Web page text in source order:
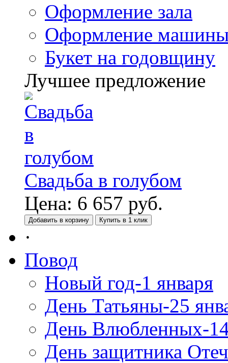
Оформление зала
Оформление
Букет на годовщину
Лучшее предложение
Свадьба в голубом
Цена: 6 657 руб.
Добавить в корзину Купить в 1 клик
·
Повод
Новый год-1 января
День Татьяны-25
День Влюбленных-
День защитника